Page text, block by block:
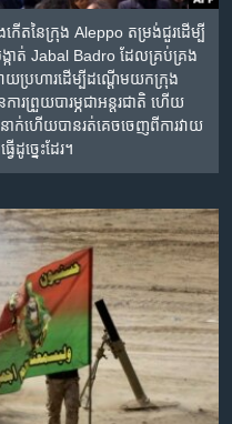
ើត​នៃ​ក្រុង Aleppo តម្រង់​ជួរ​ដើម្បី​
កាត់ Jabal Badro ដែល​គ្រប់គ្រង​
យប្រហារ​ដើម្បី​ដណ្តើម​យក​ក្រុង
ារ​ព្រួយបារម្ភ​ជា​អន្តរជាតិ ហើយ​
ហើយ​បាន​រត់គេច​ចេញ​ពី​ការ​វាយ
ច្នេះ​ដែរ។